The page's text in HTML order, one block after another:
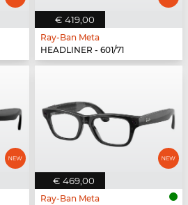
€ 419,00
Ray-Ban Meta
HEADLINER - 601/71
€ 469,00
Ray-Ban Meta